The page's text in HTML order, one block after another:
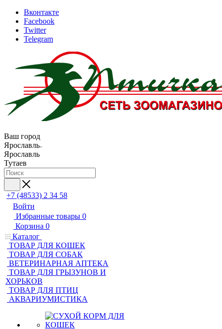
Вконтакте
Facebook
Twitter
Telegram
Ваш город
Ярославль
Ярославль
Тутаев
+7 (48533) 2 34 58
Войти
Избранные товары 0
Корзина 0
Каталог
ТОВАР ДЛЯ КОШЕК
ТОВАР ДЛЯ СОБАК
ВЕТЕРИНАРНАЯ АПТЕКА
ТОВАР ДЛЯ ГРЫЗУНОВ И
ХОРЬКОВ
ТОВАР ДЛЯ ПТИЦ
АКВАРИУМИСТИКА